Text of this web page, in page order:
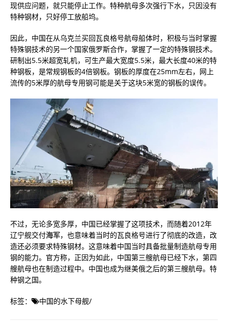
现供应问题，就只能停止工作。特种航母多次强行下水，只因没有
特种钢材，只好停工放船坞。
因此，中国在从乌克兰买回瓦良格号航母船体时，积极与当时掌握
特殊钢技术的另一个国家俄罗斯合作，掌握了一定的特殊钢技术。
研制出5.5米超宽轧机，可生产最大宽度5.5米，最大长度40米的特
种钢板，是常规钢板的4倍钢板。钢板的厚度在25mm左右，网上
流传的5米厚的航母专用钢可能是关于这块5米宽的钢板的误传。
不过，无论多宽多厚，中国已经掌握了这项技术，而随着2012年
辽宁舰交付海军，也意味着当时的瓦良格号进行了彻底的改造，改
造还必须要求特殊钢材。这意味着中国当时具备批量制造航母专用
钢的能力。官方称，正因为如此，中国第三艘航母已经下水，第四
艘航母也在制造过程中。中国也成为继美俄之后的第三艘航母。特
种钢之国。
标签： 中国的水下母舰/